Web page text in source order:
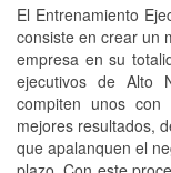
El Entrenamiento
consiste en crear un
empresa en su
ejecutivos de Alto
compiten unos
mejores resultados,
que apalanquen el